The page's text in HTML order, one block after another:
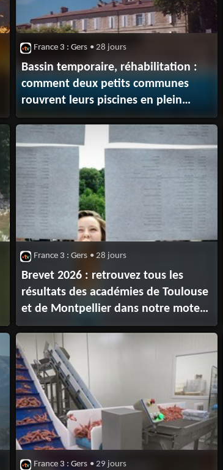
France 3 : Gers • 28 jours
Bassin temporaire, réhabilitation :
comment deux petits communes
rouvrent leurs piscines en plein
canicule malgré la crise budgétaire
France 3 : Gers • 28 jours
Brevet 2026 : retrouvez tous les
résultats des académies de Toulouse
et de Montpellier dans notre moteur
de recherche
France 3 : Gers • 29 jours